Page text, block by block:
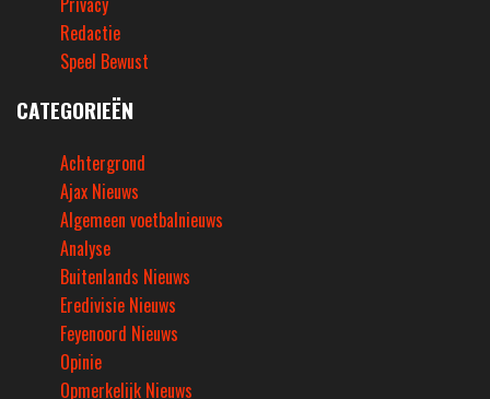
Redactie
Speel Bewust
CATEGORIEËN
Achtergrond
Ajax Nieuws
Algemeen voetbalnieuws
Analyse
Buitenlands Nieuws
Eredivisie Nieuws
Feyenoord Nieuws
Opinie
Opmerkelijk Nieuws